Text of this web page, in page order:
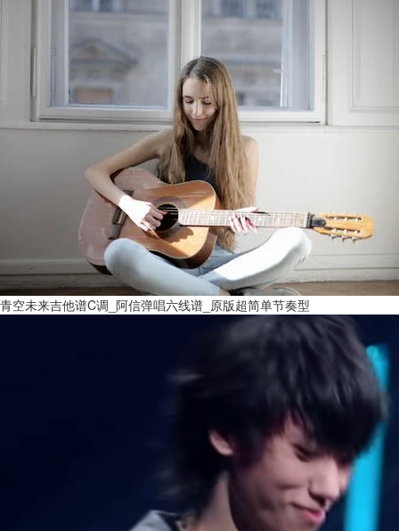
青空未来吉他谱C调_阿信弹唱六线谱_原版超简单节奏型